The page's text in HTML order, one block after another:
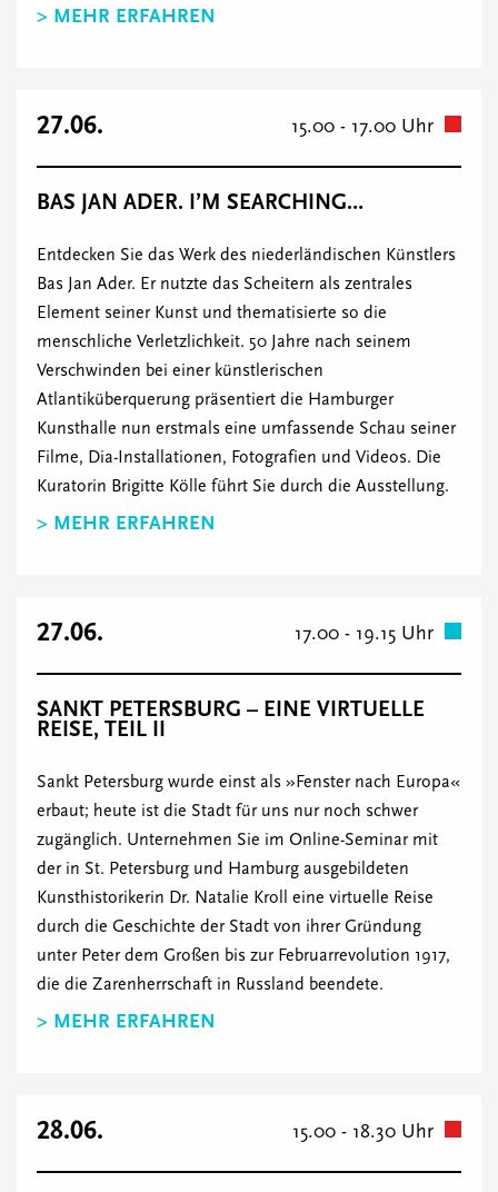
> MEHR ERFAHREN
27.06. 15.00 - 17.00 Uhr
BAS JAN ADER. I’M SEARCHING…
Entdecken Sie das Werk des niederländischen Künstlers
Bas Jan Ader. Er nutzte das Scheitern als zentrales
Element seiner Kunst und thematisierte so die
menschliche Verletzlichkeit. 50 Jahre nach seinem
Verschwinden bei einer künstlerischen
Atlantiküberquerung präsentiert die Hamburger
Kunsthalle nun erstmals eine umfassende Schau seiner
Filme, Dia-Installationen, Fotografien und Videos. Die
Kuratorin Brigitte Kölle führt Sie durch die Ausstellung.
> MEHR ERFAHREN
27.06. 17.00 - 19.15 Uhr
SANKT PETERSBURG – EINE VIRTUELLE
REISE, TEIL II
Sankt Petersburg wurde einst als »Fenster nach Europa«
erbaut; heute ist die Stadt für uns nur noch schwer
zugänglich. Unternehmen Sie im Online-Seminar mit
der in St. Petersburg und Hamburg ausgebildeten
Kunsthistorikerin Dr. Natalie Kroll eine virtuelle Reise
durch die Geschichte der Stadt von ihrer Gründung
unter Peter dem Großen bis zur Februarrevolution 1917,
die die Zarenherrschaft in Russland beendete.
> MEHR ERFAHREN
28.06. 15.00 - 18.30 Uhr